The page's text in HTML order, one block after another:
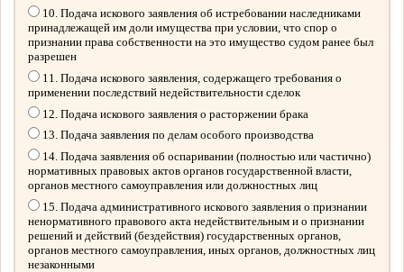
10. Подача искового заявления об истребовании наследниками
принадлежащей им доли имущества при условии, что спор о
признании права собственности на это имущество судом ранее был
разрешен
11. Подача искового заявления, содержащего требования о
применении последствий недействительности сделок
12. Подача искового заявления о расторжении брака
13. Подача заявления по делам особого производства
14. Подача заявления об оспаривании (полностью или частично)
нормативных правовых актов органов государственной власти,
органов местного самоуправления или должностных лиц
15. Подача административного искового заявления о признании
ненормативного правового акта недействительным и о признании
решений и действий (бездействия) государственных органов,
органов местного самоуправления, иных органов, должностных лиц
незаконными